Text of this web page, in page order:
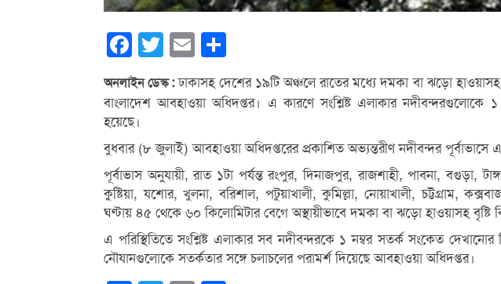
Facebook
Twitter Email
অনলাইন ডেস্ক :ঢাকাসহ দেশের ১৯টি অঞ্চলে রাতের মধ্যে দমকা বা ঝড়ো হাওয়াসহ
বাংলাদেশ আবহাওয়া অধিদপ্তর। এ কারণে সংশ্লিষ্ট এলাকার নদীবন্দরগুলোকে
হয়েছে।
বুধবার (৮ জুলাই) আবহাওয়া অধিদপ্তরের প্রকাশিত অভ্যন্তরীণ নদীবন্দর পূর্বাভাসে
পূর্বাভাস অনুযায়ী, রাত ১টা পর্যন্ত রংপুর, দিনাজপুর, রাজশাহী, পাবনা, বগুড়া,
কুষ্টিয়া, যশোর, খুলনা, বরিশাল, পটুয়াখালী, কুমিল্লা, নোয়াখালী, চট্টগ্রাম,
ঘণ্টায় ৪৫ থেকে ৬০ কিলোমিটার বেগে অস্থায়ীভাবে দমকা বা ঝড়ো হাওয়াসহ বৃষ্টি
এ পরিস্থিতিতে সংশ্লিষ্ট এলাকার সব নদীবন্দরকে ১ নম্বর সতর্ক সংকেত
নৌযানগুলোকে সতর্কতার সঙ্গে চলাচলের পরামর্শ দিয়েছে আবহাওয়া অধিদপ্তর।